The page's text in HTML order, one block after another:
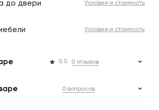
до двери Условия и стоимость
Условия и стоимость
0.0 0 отзывов
0 вопросов